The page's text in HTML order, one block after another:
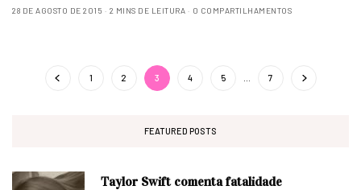
28 DE AGOSTO DE 2015
2 MINS DE LEITURA 0 COMPARTILHAMENTOS
1 2 3 4 5 7
FEATURED POSTS
Taylor Swift comenta fatalidade